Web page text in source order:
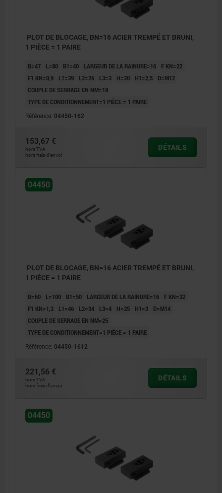
PLOT DE BLOCAGE, BN=16 ACIER TREMPÉ ET BRUNI,
1 PIÈCE = 1 PAIRE
B=47 L=80 B1=40 LARGEUR DE LA RAINURE=16
F KN=22
F1 KN=0,9
L1=39 L2=26 L3=3 H=20 H1=2,5
D=M12
COUPLE DE SERRAGE EN NM=18
TYPE DE CONDITIONNEMENT=1 PIÈCE = 1 PAIRE
Référence: 04450-162
153,67 €
hors TVA
hors frais d’envoi
DÉTAILS
04450
PLOT DE BLOCAGE, BN=16 ACIER TREMPÉ ET BRUNI,
1 PIÈCE = 1 PAIRE
B=60 L=100 B1=50 LARGEUR DE LA RAINURE=16
F KN=32
F1 KN=1,2
L1=46 L2=34 L3=4 H=25 H1=3
D=M14
COUPLE DE SERRAGE EN NM=25
TYPE DE CONDITIONNEMENT=1 PIÈCE = 1 PAIRE
Référence: 04450-1612
221,56 €
hors TVA
hors frais d’envoi
DÉTAILS
04450